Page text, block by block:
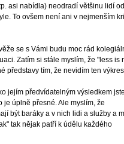
asi nabídla) neodradí většinu lidí od
To ovšem není ani v nejmenším
se s Vámi budu moc rád
Zatím si stále myslím, že "less is
představy tím, že nevidím ten
jejím předvídatelným výsledkem
je úplně přesné. Ale myslím, že
být baráky a v nich lidi a služby a
tak nějak patří k údělu každého